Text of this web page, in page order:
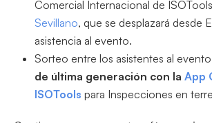
Comercial Internacional de
Sevillano, que se desplazará desde
asistencia al evento.
Sorteo entre los asistentes al
de última generación con la App
ISOTools para Inspecciones en